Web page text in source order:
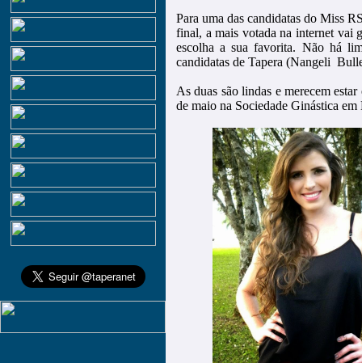
Para uma das candidatas do Miss
final, a mais votada na internet vai
escolha a sua favorita. Não há
candidatas de Tapera (Nangeli
As duas são lindas e merecem
de maio na Sociedade Ginástica